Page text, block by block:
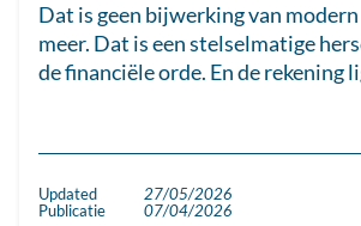
Dat is geen bijwerking van
meer. Dat is een stelselmatige
de financiële orde. En de rekening
Updated
27/05/2026
Publicatie
07/04/2026